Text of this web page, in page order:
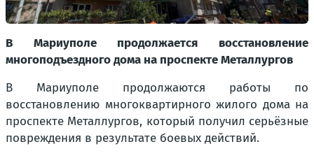
В Мариуполе продолжается восстановление
многоподъездного дома на проспекте Металлургов
В Мариуполе продолжаются работы по
восстановлению многоквартирного жилого дома на
проспекте Металлургов, который получил серьёзные
повреждения в результате боевых действий.